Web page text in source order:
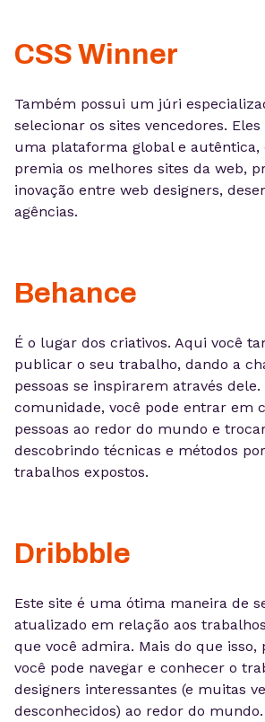
CSS Winner
Também possui um júri
selecionar os sites vencedores.
uma plataforma global e autêntica,
premia os melhores sites da web,
inovação entre web designers,
agências.
Behance
É o lugar dos criativos. Aqui você
publicar o seu trabalho, dando a
pessoas se inspirarem através dele.
comunidade, você pode entrar em
pessoas ao redor do mundo e
descobrindo técnicas e métodos
trabalhos expostos.
Dribbble
Este site é uma ótima maneira de
atualizado em relação aos
que você admira. Mais do que isso,
você pode navegar e conhecer o
designers interessantes (e muitas
desconhecidos) ao redor do